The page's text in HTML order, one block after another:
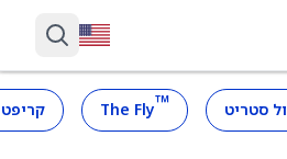
סטריט ™
The Fly